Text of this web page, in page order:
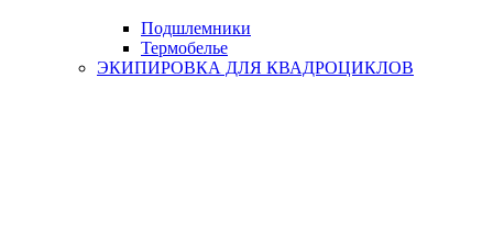
Подшлемники
Термобелье
ЭКИПИРОВКА ДЛЯ КВАДРОЦИКЛОВ